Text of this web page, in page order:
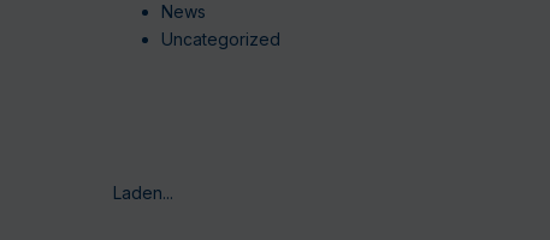
News
Uncategorized
Laden...